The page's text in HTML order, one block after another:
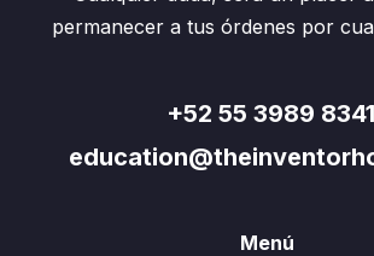
permanecer a tus órdenes por
+52 55 3989 8341
Menú